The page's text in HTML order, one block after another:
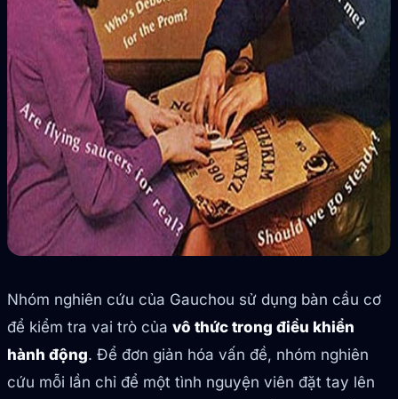
Nhóm nghiên cứu của Gauchou sử dụng bàn cầu cơ
để kiểm tra vai trò của vô thức trong điều khiển
hành động. Để đơn giản hóa vấn đề, nhóm nghiên
cứu mỗi lần chỉ để một tình nguyện viên đặt tay lên